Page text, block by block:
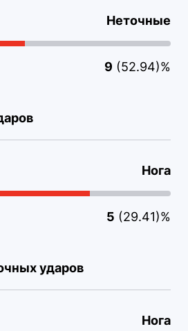
Неточные
9 (52.94)%
Нога
5 (29.41)%
ударов
Нога